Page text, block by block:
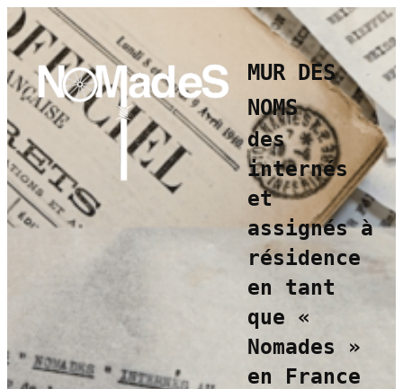
Aller
au
contenu
MUR DES
NOMS
des
internés
et
assignés à
résidence
en tant
que
«
Nomades »
en France